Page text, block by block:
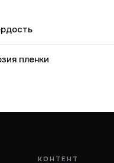
пленки
КОНТЕНТ